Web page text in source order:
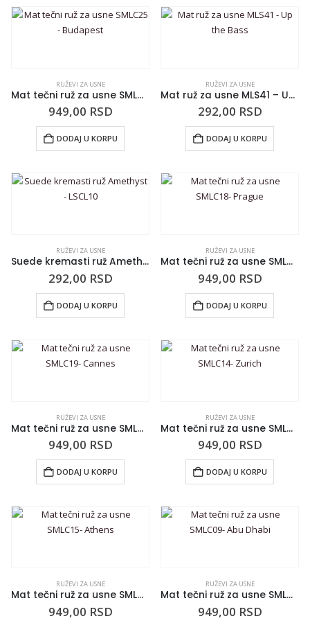
RUŽEVI ZA USNE
Mat tečni ruž za usne SMLC25 – Budapest
949,00 RSD
DODAJ U KORPU
RUŽEVI ZA USNE
Mat ruž za usne MLS41 – Up the Bass
292,00 RSD
DODAJ U KORPU
RUŽEVI ZA USNE
Suede kremasti ruž Amethyst – LSCL10
292,00 RSD
DODAJ U KORPU
RUŽEVI ZA USNE
Mat tečni ruž za usne SMLC18- Prague
949,00 RSD
DODAJ U KORPU
RUŽEVI ZA USNE
Mat tečni ruž za usne SMLC19- Cannes
949,00 RSD
DODAJ U KORPU
RUŽEVI ZA USNE
Mat tečni ruž za usne SMLC14- Zurich
949,00 RSD
DODAJ U KORPU
RUŽEVI ZA USNE
Mat tečni ruž za usne SMLC15- Athens
949,00 RSD
RUŽEVI ZA USNE
Mat tečni ruž za usne SMLC09- Abu Dhabi
949,00 RSD